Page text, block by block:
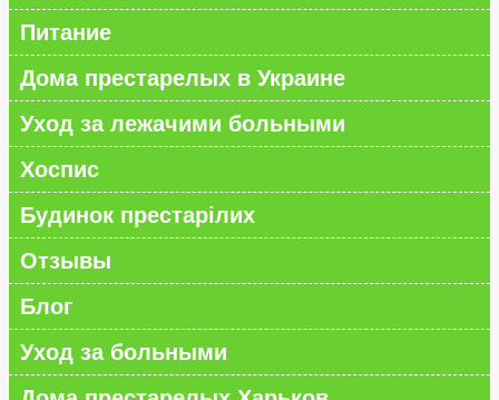
Питание
Дома престарелых в Украине
Уход за лежачими больными
Хоспис
Будинок престарілих
Отзывы
Блог
Уход за больными